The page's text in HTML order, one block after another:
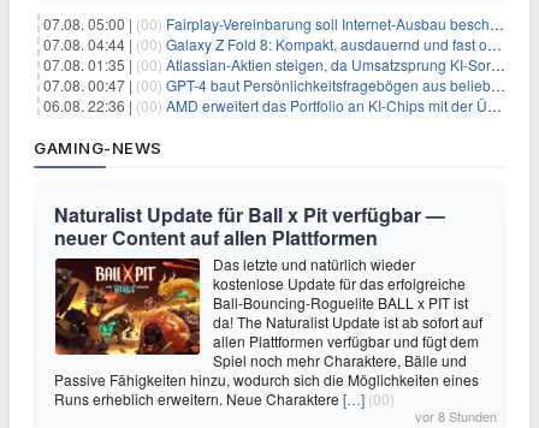
07.08. 05:00 | (00) Fairplay-Vereinbarung soll Internet-Ausbau beschleunigen
07.08. 04:44 | (00) Galaxy Z Fold 8: Kompakt, ausdauernd und fast ohne Falte
07.08. 01:35 | (00) Atlassian-Aktien steigen, da Umsatzsprung KI-Sorgen dämpft
07.08. 00:47 | (00) GPT-4 baut Persönlichkeitsfragebögen aus beliebigen Texten und sagt Antworten voraus
06.08. 22:36 | (00) AMD erweitert das Portfolio an KI-Chips mit der Übernahme von Taalas
GAMING-NEWS
Naturalist Update für Ball x Pit verfügbar —
neuer Content auf allen Plattformen
Das letzte und natürlich wieder
kostenlose Update für das erfolgreiche
Ball-Bouncing-Roguelite BALL x PIT ist
da! The Naturalist Update ist ab sofort auf
allen Plattformen verfügbar und fügt dem
Spiel noch mehr Charaktere, Bälle und
Passive Fähigkeiten hinzu, wodurch sich die Möglichkeiten eines
Runs erheblich erweitern. Neue Charaktere […] (00)
vor 8 Stunden